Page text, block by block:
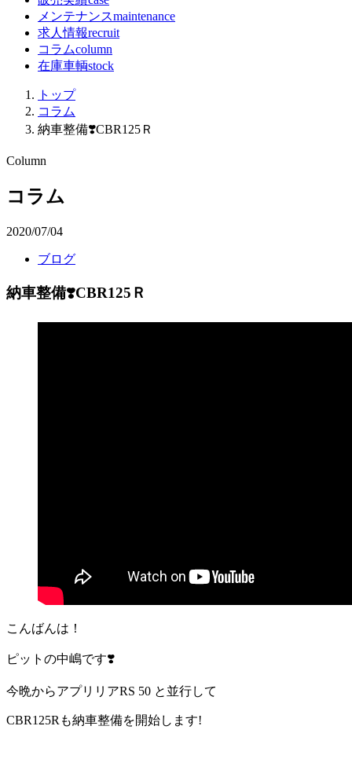
メンテナンスmaintenance
求人情報recruit
コラムcolumn
在庫車輌stock
トップ
コラム
納車整備❣️CBR125Ｒ
Column
コラム
2020/07/04
ブログ
納車整備❣️CBR125Ｒ
こんばんは！
ピットの中嶋です❣️
今晩からアプリリアRS 50 と並行して
CBR125Rも納車整備を開始します!